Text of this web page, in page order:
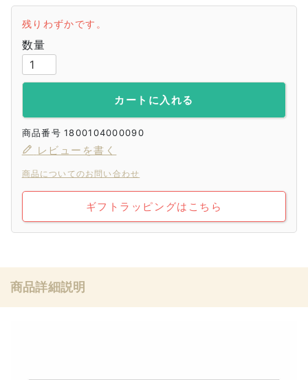
残りわずかです。
カートに入れる
商品番号 1800104000090
レビューを書く
商品についてのお問い合わせ
ギフトラッピングはこちら
商品詳細説明